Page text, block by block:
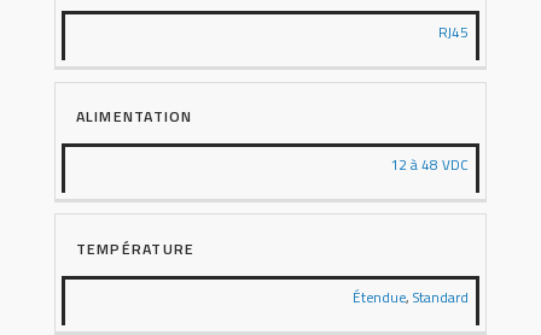
RJ45
ALIMENTATION
12 à 48 VDC
TEMPÉRATURE
Étendue,Standard